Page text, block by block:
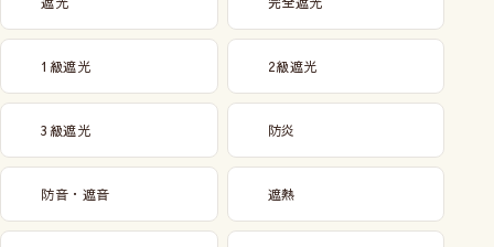
1級遮光 2級遮光
3級遮光 防炎
防音・遮音 遮熱